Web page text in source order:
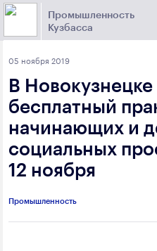
Промышленность
Кузбасса
Поиск
Торговая площадка
Выберите отрасль
Угольная промышленность
Горно-металлургическая
Химическая промышленность
Электроэнергетика
Предприятия
промышленности
05 ноября 2019
В Новокузнецке
бесплатный
начинающих и
социальных
12 ноября
Промышленность